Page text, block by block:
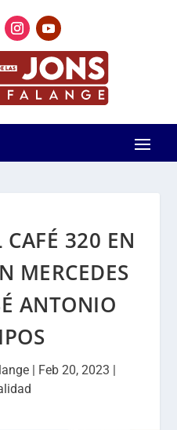
320 EN
MERCEDES
ANTONIO
| Feb 20, 2023 |